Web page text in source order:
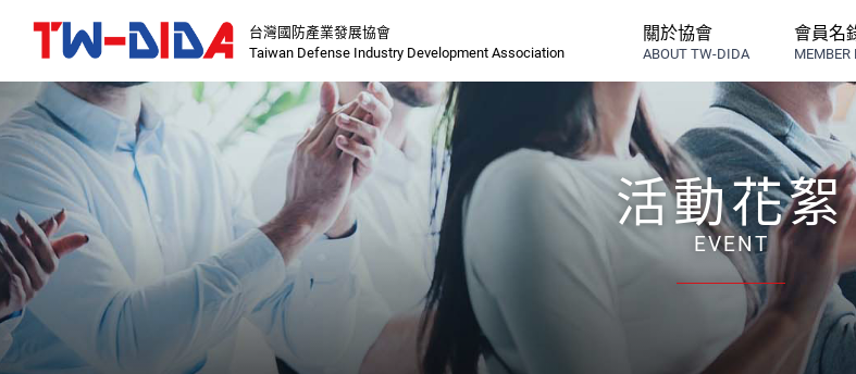
台灣國防產業發展協會
Taiwan Defense Industry Development Association
關於協會
ABOUT TW-DIDA
會員名
MEMBER
活動花絮
EVENT